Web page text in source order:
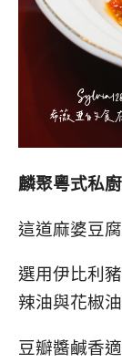
麟聚粵式私
這道麻婆豆
選用伊比利
辣油與花椒
豆瓣醬鹹香